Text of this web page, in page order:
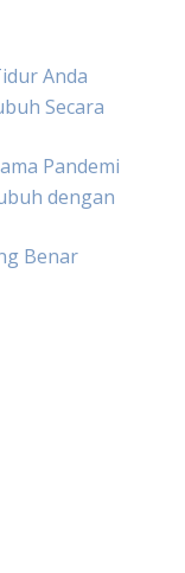
Anda
Secara
Pandemi
dengan
Benar